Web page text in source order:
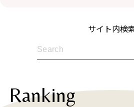
サイト内検
Ranking